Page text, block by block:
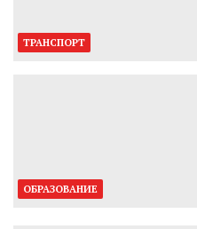
ТРАНСПОРТ
ОБРАЗОВАНИЕ